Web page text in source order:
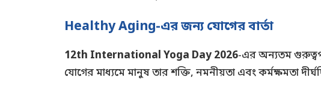
Healthy Aging-এর জন্য যোগের বার্তা
12th International Yoga Day 2026-এর অন্যতম
যোগের মাধ্যমে মানুষ তার শক্তি, নমনীয়তা এবং কর্মক্ষমতা